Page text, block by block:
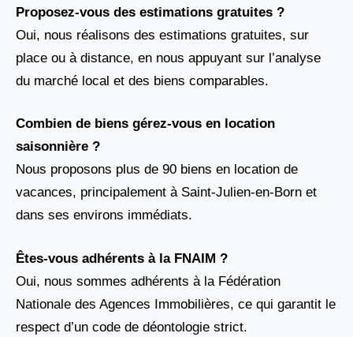
Proposez-vous des estimations gratuites ?
Oui, nous réalisons des estimations gratuites, sur
place ou à distance, en nous appuyant sur l’analyse
du marché local et des biens comparables.
Combien de biens gérez-vous en location
saisonnière ?
Nous proposons plus de 90 biens en location de
vacances, principalement à Saint-Julien-en-Born et
dans ses environs immédiats.
Êtes-vous adhérents à la FNAIM ?
Oui, nous sommes adhérents à la Fédération
Nationale des Agences Immobilières, ce qui garantit le
respect d’un code de déontologie strict.